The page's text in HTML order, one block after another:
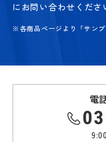
にお問い合わせくださ
※各商品ページより「サンプ
電